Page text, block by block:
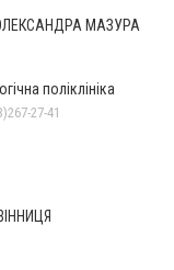
МАЗУРА
поліклініка
27-41